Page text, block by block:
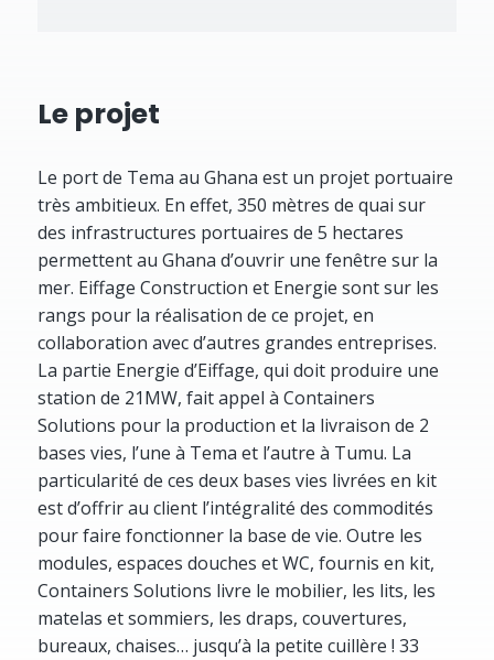
Le projet
Le port de Tema au Ghana est un projet portuaire
très ambitieux. En effet, 350 mètres de quai sur
des infrastructures portuaires de 5 hectares
permettent au Ghana d’ouvrir une fenêtre sur la
mer. Eiffage Construction et Energie sont sur les
rangs pour la réalisation de ce projet, en
collaboration avec d’autres grandes entreprises.
La partie Energie d’Eiffage, qui doit produire une
station de 21MW, fait appel à Containers
Solutions pour la production et la livraison de 2
bases vies, l’une à Tema et l’autre à Tumu. La
particularité de ces deux bases vies livrées en kit
est d’offrir au client l’intégralité des commodités
pour faire fonctionner la base de vie. Outre les
modules, espaces douches et WC, fournis en kit,
Containers Solutions livre le mobilier, les lits, les
matelas et sommiers, les draps, couvertures,
bureaux, chaises… jusqu’à la petite cuillère ! 33